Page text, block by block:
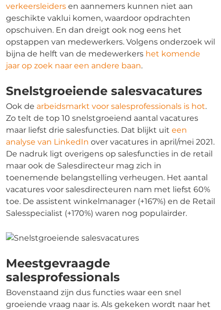
verkeersleiders en aannemers kunnen niet aan
geschikte vaklui komen, waardoor opdrachten
opschuiven. En dan dreigt ook nog eens het
opstappen van medewerkers. Volgens onderzoek wil
bijna de helft van de medewerkers het komende
jaar op zoek naar een andere baan.
Snelstgroeiende salesvacatures
Ook de arbeidsmarkt voor salesprofessionals is hot.
Zo telt de top 10 snelstgroeiend aantal vacatures
maar liefst drie salesfuncties. Dat blijkt uit een
analyse van LinkedIn over vacatures in april/mei 2021.
De nadruk ligt overigens op salesfuncties in de retail
maar ook de Salesdirecteur mag zich in
toenemende belangstelling verheugen. Het aantal
vacatures voor salesdirecteuren nam met liefst 60%
toe. De assistent winkelmanager (+167%) en de Retail
Salesspecialist (+170%) waren nog populairder.
Meestgevraagde
salesprofessionals
Bovenstaand zijn dus functies waar een snel
groeiende vraag naar is. Als gekeken wordt naar het